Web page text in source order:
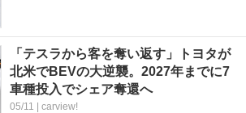
「テスラから客を奪い返す」トヨタが
北米でBEVの大逆襲。2027年までに7
車種投入でシェア奪還へ
05/11 | carview!